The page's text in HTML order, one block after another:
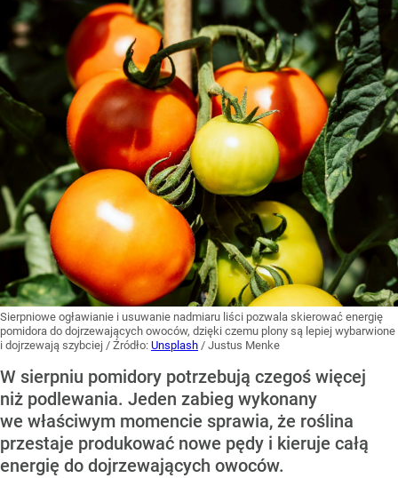
Sierpniowe ogławianie i usuwanie nadmiaru liści pozwala skierować energię
pomidora do dojrzewających owoców, dzięki czemu plony są lepiej wybarwione
i dojrzewają szybciej / Źródło: Unsplash / Justus Menke
W sierpniu pomidory potrzebują czegoś więcej
niż podlewania. Jeden zabieg wykonany
we właściwym momencie sprawia, że roślina
przestaje produkować nowe pędy i kieruje całą
energię do dojrzewających owoców.